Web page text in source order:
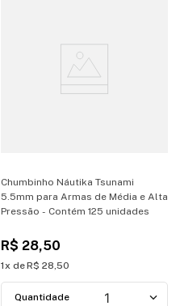
Chumbinho Náutika Tsunami
5.5mm para Armas de Média e Alta
Pressão - Contém 125 unidades
R$ 28,50
1 R$ 28,50
1